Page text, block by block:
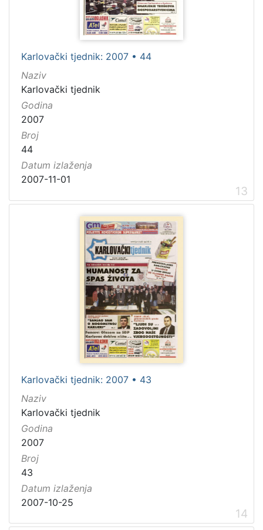
Karlovački tjednik: 2007 • 44
Naziv
Karlovački tjednik
Godina
2007
Broj
44
Datum izlaženja
2007-11-01
13
Karlovački tjednik: 2007 • 43
Naziv
Karlovački tjednik
Godina
2007
Broj
43
Datum izlaženja
2007-10-25
14